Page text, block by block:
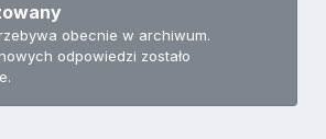
obecnie w archiwum.
odpowiedzi zostało